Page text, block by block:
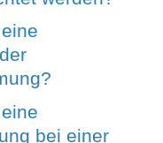
bei einer